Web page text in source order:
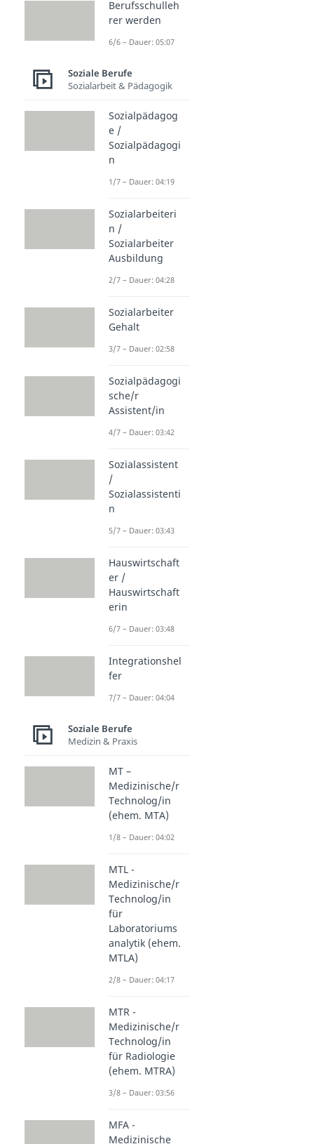
Berufsschulleh
rer werden
6/6 – Dauer: 05:07
Soziale Berufe
Sozialarbeit & Pädagogik
Sozialpädagog
e /
Sozialpädagogi
n
1/7 – Dauer: 04:19
Sozialarbeiteri
n /
Sozialarbeiter
Ausbildung
2/7 – Dauer: 04:28
Sozialarbeiter
Gehalt
3/7 – Dauer: 02:58
Sozialpädagogi
sche/r
Assistent/in
4/7 – Dauer: 03:42
Sozialassistent
/
Sozialassistenti
n
5/7 – Dauer: 03:43
Hauswirtschaft
er /
Hauswirtschaft
erin
6/7 – Dauer: 03:48
Integrationshel
fer
7/7 – Dauer: 04:04
Soziale Berufe
Medizin & Praxis
MT –
Medizinische/r
Technolog/in
(ehem. MTA)
1/8 – Dauer: 04:02
MTL -
Medizinische/r
Technolog/in
für
Laboratoriums
analytik (ehem.
MTLA)
2/8 – Dauer: 04:17
MTR -
Medizinische/r
Technolog/in
für Radiologie
(ehem. MTRA)
3/8 – Dauer: 03:56
MFA -
Medizinische